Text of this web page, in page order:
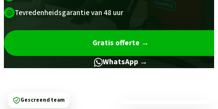
Tevredenheidsgarantie van 48 uur
Gratis offerte →
WhatsApp →
Gescreend team